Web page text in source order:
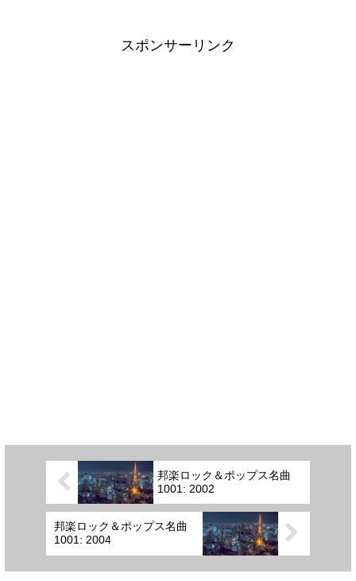
スポンサーリンク
邦楽ロック＆ポップス名曲
1001: 2002
邦楽ロック＆ポップス名曲
1001: 2004